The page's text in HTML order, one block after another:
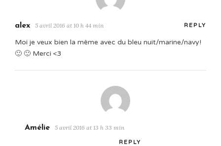
alex 5 avril 2016 at 10 h 44 min REPLY
Moi je veux bien la même avec du bleu nuit/marine/navy!
🙂 🙂 Merci <3
Amélie 5 avril 2016 at 13 h 33 min
REPLY